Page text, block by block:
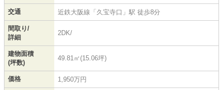
交通 近鉄大阪線 「 久宝寺口 」駅 徒歩8分
間取り/
詳細
2DK/
建物面積
(坪数)
49.81㎡(15.06坪)
価格 1,950万円